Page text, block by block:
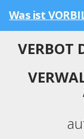
Was ist
VERBOT